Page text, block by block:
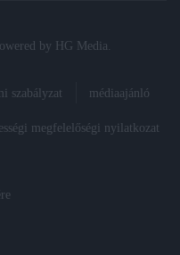
by HG Media
szabályzat médiaajánló
megfelelőségi nyilatkozat